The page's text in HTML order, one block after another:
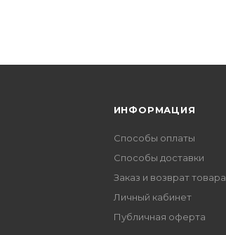
ИНФОРМАЦИЯ
Способы оплаты
Способы доставки
Заказ и возврат товара
Личный кабинет
Публичная оферта